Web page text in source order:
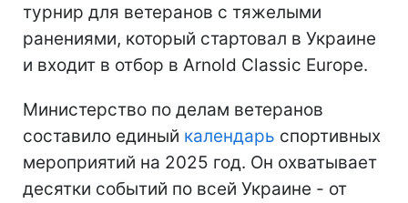
турнир для ветеранов с тяжелыми
ранениями, который стартовал в Украине
и входит в отбор в Arnold Classic Europe.
Министерство по делам ветеранов
составило единый календарь спортивных
мероприятий на 2025 год. Он охватывает
десятки событий по всей Украине - от